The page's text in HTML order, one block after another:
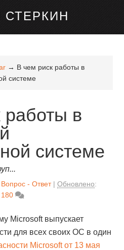
СТЕРКИН
→ В чем риск работы в
системе
работы в
системе
Вопрос - Ответ Обновлено:
Microsoft выпускает
для всех своих ОС в один
Microsoft от 13 мая